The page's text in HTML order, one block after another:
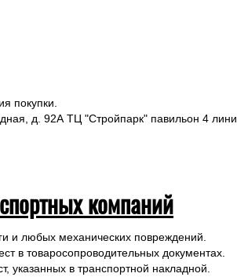
покупки.
д. 92А ТЦ "Стройпарк" павильон 4
компаний
и любых механических повреждений.
в товаросопроводительных документах.
указанных в транспортной накладной.